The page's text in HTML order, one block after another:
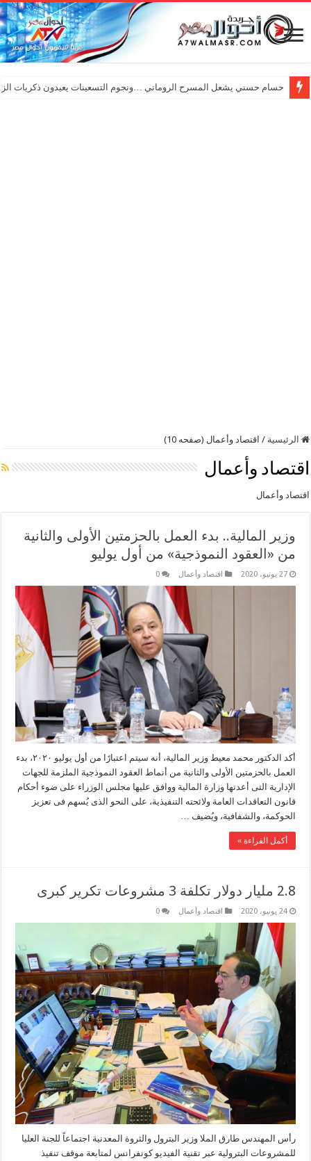
حسام حسني يشعل المسرح الروماني …ونجوم التسعينات يعيدون ذكريات
الرئيسية / اقتصاد وأعمال (صفحه 10)
اقتصاد وأعمال
اقتصاد وأعمال
وزير المالية.. بدء العمل بالحزمتين الأولى والثانية
من «العقود النموذجية» من أول يوليو
27 يونيو، 2020 اقتصاد وأعمال 0
أكد الدكتور محمد معيط وزير المالية، أنه سيتم اعتبارًا من أول يوليو ٢٠٢٠، بدء
العمل بالحزمتين الأولى والثانية من أنماط العقود النموذجية الملزمة للجهات
الإدارية التى أعدتها وزارة المالية ووافق عليها مجلس الوزراء على ضوء أحكام
قانون التعاقدات العامة ولائحته التنفيذية، على النحو الذى يُسهم فى تعزيز
الحوكمة، والشفافية، ويُضيف …
أكمل القراءة »
2.8 مليار دولار تكلفة 3 مشروعات تكرير كبرى
24 يونيو، 2020 اقتصاد وأعمال 0
رأس المهندس طارق الملا وزير البترول والثروة المعدنية اجتماعاً للجنة العليا
للمشروعات البترولية عبر تقنية الفيديو كونفرانس لمتابعة موقف تنفيذ